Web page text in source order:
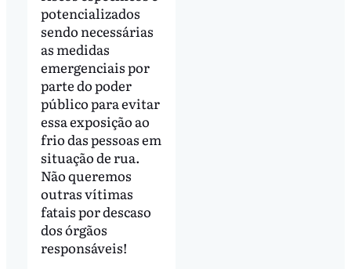
potencializados
sendo necessárias
as medidas
emergenciais por
parte do poder
público para evitar
essa exposição ao
frio das pessoas em
situação de rua.
Não queremos
outras vítimas
fatais por descaso
dos órgãos
responsáveis!